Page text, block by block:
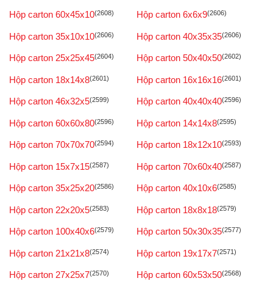
Hộp carton 60x45x10(2608) Hộp carton 6x6x9(2606)
Hộp carton 35x10x10(2606) Hộp carton 40x35x35(2606)
Hộp carton 25x25x45(2604) Hộp carton 50x40x50(2602)
Hộp carton 18x14x8(2601) Hộp carton 16x16x16(2601)
Hộp carton 46x32x5(2599) Hộp carton 40x40x40(2596)
Hộp carton 60x60x80(2596) Hộp carton 14x14x8(2595)
Hộp carton 70x70x70(2594) Hộp carton 18x12x10(2593)
Hộp carton 15x7x15(2587) Hộp carton 70x60x40(2587)
Hộp carton 35x25x20(2586) Hộp carton 40x10x6(2585)
Hộp carton 22x20x5(2583) Hộp carton 18x8x18(2579)
Hộp carton 100x40x6(2579) Hộp carton 50x30x35(2577)
Hộp carton 21x21x8(2574) Hộp carton 19x17x7(2571)
Hộp carton 27x25x7(2570) Hộp carton 60x53x50(2568)